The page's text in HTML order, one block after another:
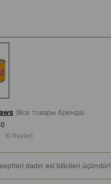
(Все товары бренда)
(0 Rəylər)
dadın əsl biliciləri üçündür!